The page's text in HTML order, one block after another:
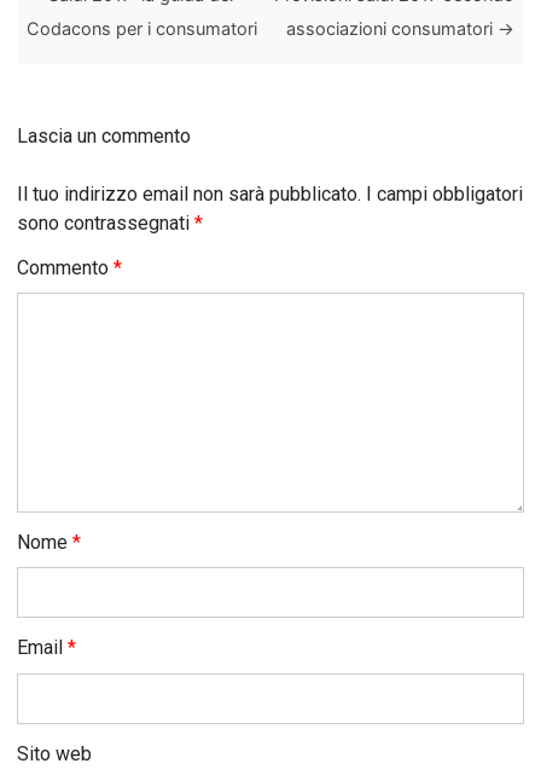
Codacons per i consumatori
associazioni consumatori →
Lascia un commento
Il tuo indirizzo email non sarà pubblicato. I campi obbligatori
sono contrassegnati *
Commento *
Nome *
Email *
Sito web